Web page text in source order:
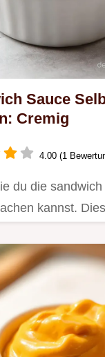
Sauce
Cremig
4.00 (1
du die
kannst.